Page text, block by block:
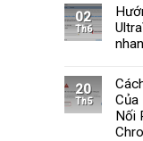
02
Th6
20
Th5
Của
Nối